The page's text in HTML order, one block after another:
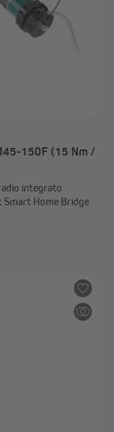
150F (15 Nm /
integrato
Smart Home Bridge